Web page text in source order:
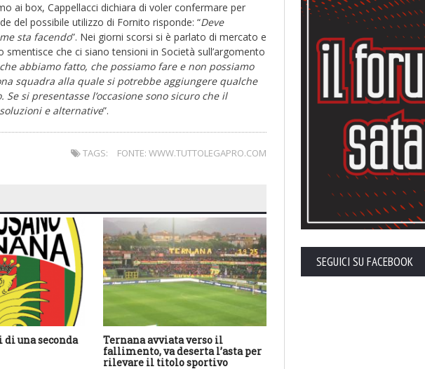
ai box, Cappellacci dichiara di voler confermare per
del possibile utilizzo di Fornito risponde: “Deve
sta facendo”. Nei giorni scorsi si è parlato di mercato e
che ci siano tensioni in Società sull’argomento
abbiamo fatto, che possiamo fare e non possiamo
squadra alla quale si potrebbe aggiungere qualche
si presentasse l’occasione sono sicuro che il
e alternative”.
TAGS: FONTE: WWW.TUTTOLEGAPRO.COM
una seconda
Ternana avviata verso il
fallimento, va deserta l’asta per
rilevare il titolo sportivo
SEGUICI SU FACEBOOK